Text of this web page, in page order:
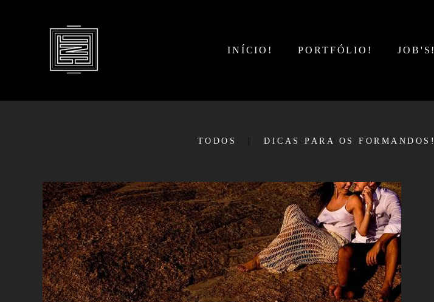
INÍCIO! PORTFÓLIO! JOB'S!
TODOS DICAS PARA OS FORMANDOS!